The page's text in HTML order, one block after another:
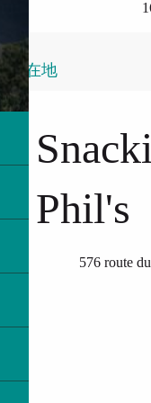
所在地
Phil's
576 route